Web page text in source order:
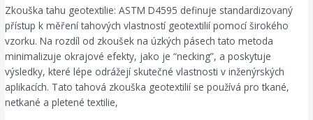
Zkouška tahu geotextilie: ASTM D4595 definuje standardizovaný
přístup k měření tahových vlastností geotextilií pomocí širokého
vzorku. Na rozdíl od zkoušek na úzkých pásech tato metoda
minimalizuje okrajové efekty, jako je “necking”, a poskytuje
výsledky, které lépe odrážejí skutečné vlastnosti v inženýrských
aplikacích. Tato tahová zkouška geotextilií se používá pro tkané,
netkané a pletené textilie,